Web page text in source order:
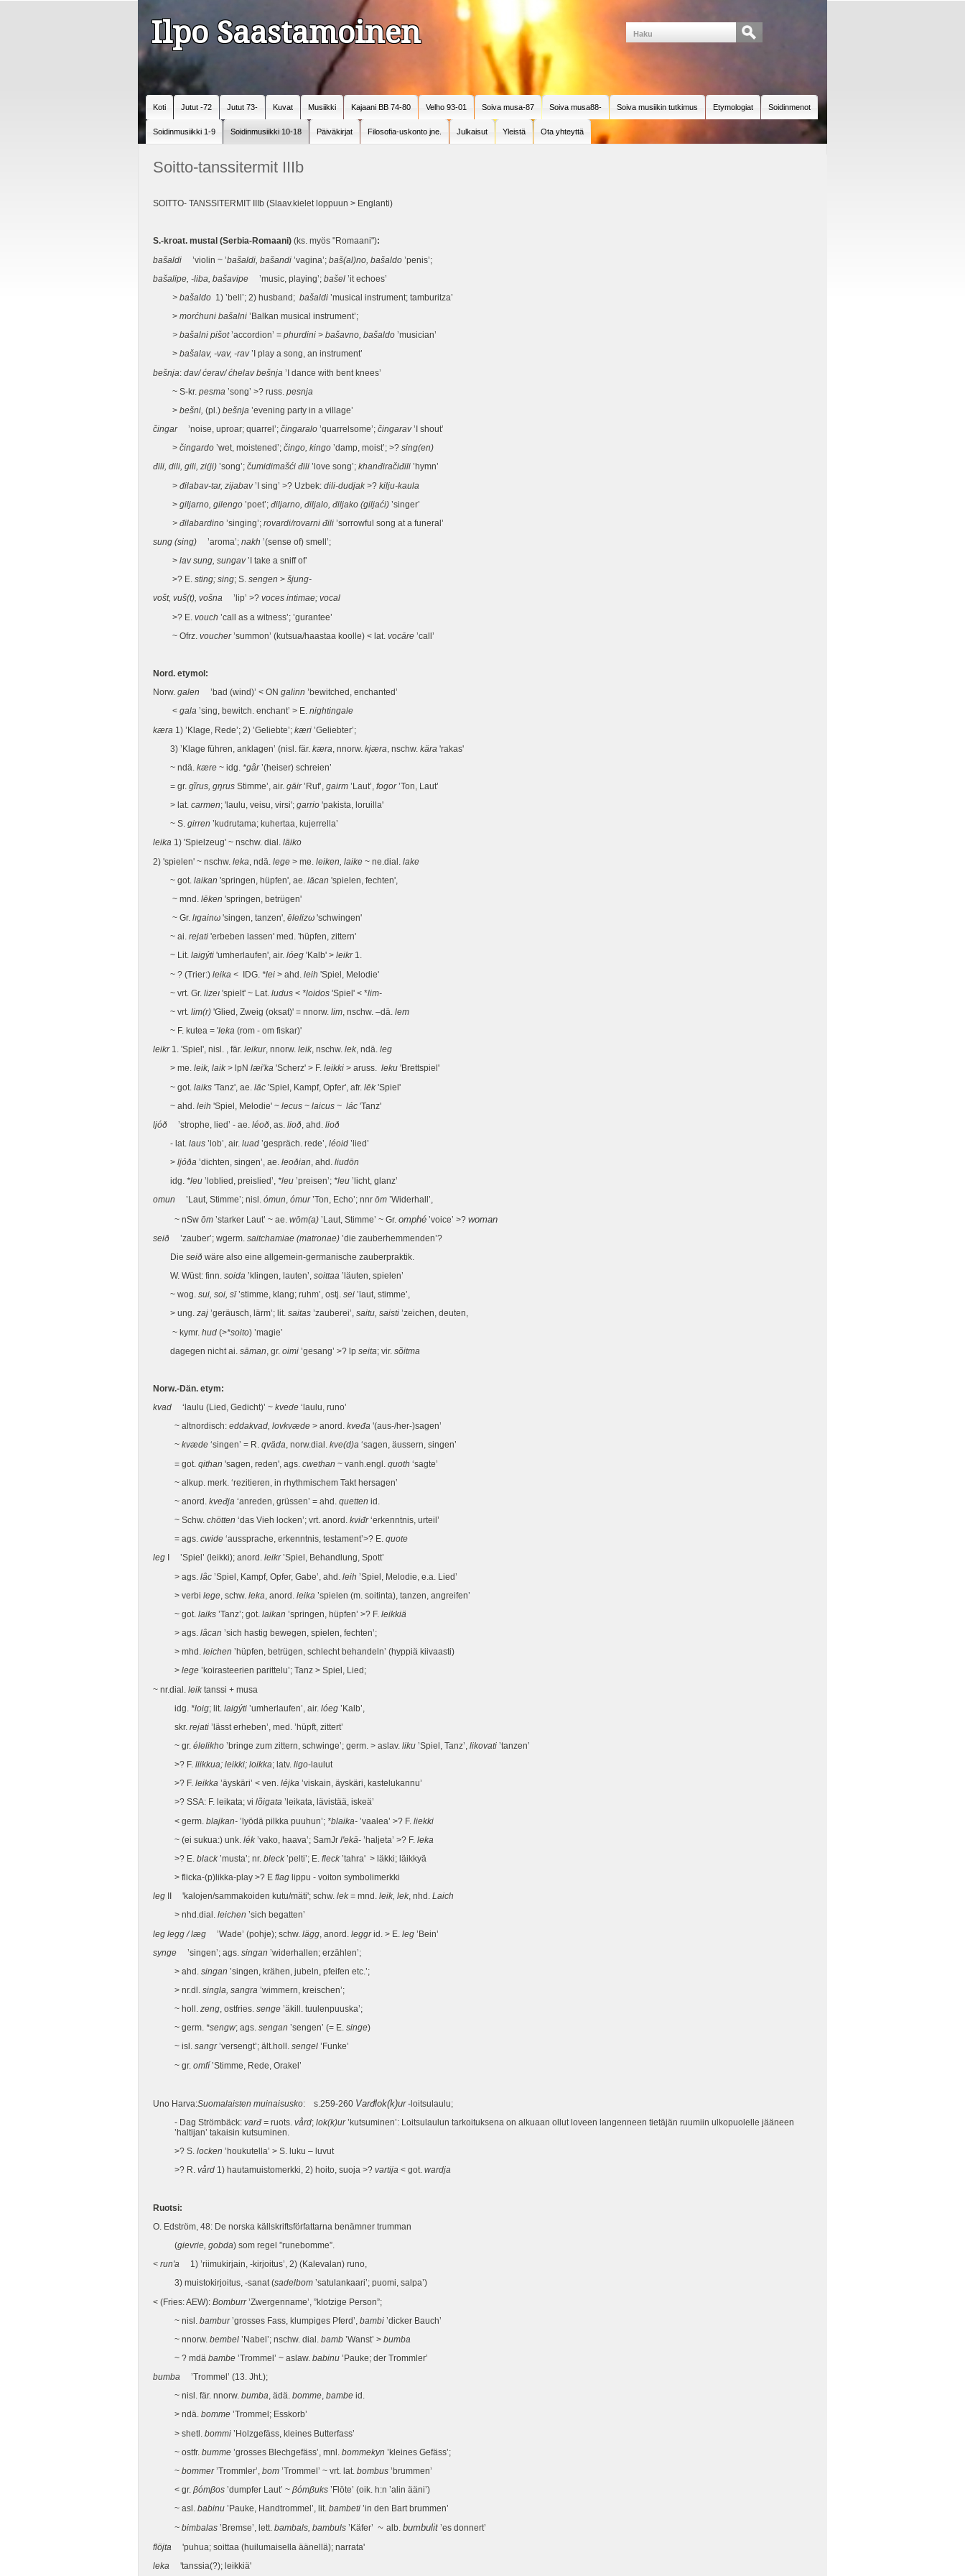
Ilpo Saastamoinen
Koti Jutut -72 Jutut 73- Kuvat Musiikki Kajaani BB 74-80 Velho 93-01 Soiva musa-87 Soiva musa88- Soiva musiikin tutkimus Etymologiat Soidinmenot
Soidinmusiikki 1-9 Soidinmusiikki 10-18 Päiväkirjat Filosofia-uskonto jne. Julkaisut Yleistä Ota yhteyttä
Soitto-tanssitermit IIIb
SOITTO- TANSSITERMIT IIIb (Slaav.kielet loppuun > Englanti)
S.-kroat. mustal (Serbia-Romaani) (ks. myös "Romaani"):
bašaldi ’violin ~ ’bašaldi, bašandi ’vagina’; baš(al)no, bašaldo ’penis’;
bašalipe, -liba, bašavipe ’music, playing’; bašel ’it echoes’
> bašaldo 1) ’bell’; 2) husband; bašaldi ’musical instrument; tamburitza’
> morćhuni bašalni ’Balkan musical instrument’;
> bašalni pišot’accordion’ = phurdini > bašavno, bašaldo ’musician’
> bašalav, -vav, -rav’I play a song, an instrument’
bešnja: dav/ ćerav/ ćhelav bešnja ’I dance with bent knees’
~ S-kr. pesma ’song’ >? russ. pesnja
> bešni, (pl.) bešnja ’evening party in a village’
čingar ’noise, uproar; quarrel’; čingaralo ’quarrelsome’; čingarav’I shout’
> čingardo ’wet, moistened’; čingo, kingo ’damp, moist’; >? sing(en)
đili, dili, gili, zi(ji) ’song’; čumidimašći đili ’love song’; khanđiračiđili ’hymn’
> đilabav-tar, zijabav’I sing’ >? Uzbek: dili-dudjak>? kilju-kaula
> giljarno, gilengo ’poet’; điljarno, điljalo, điljako (giljaći) ’singer’
> đilabardino ’singing’; rovardi/rovarni đili ’sorrowful song at a funeral’
sung (sing) ’aroma’; nakh ’(sense of) smell’;
> lav sung, sungav’I take a sniff of’
>? E. sting; sing; S. sengen > šjung-
vošt, vuš(t), vošna ’lip’ >? voces intimae; vocal
>? E. vouch ’call as a witness’; ’gurantee’
~ Ofrz. voucher’summon’ (kutsua/haastaa koolle) < lat. vocāre ’call’
Nord. etymol:
Norw. galen ’bad (wind)’ < ON galinn ’bewitched, enchanted’
< gala ’sing, bewitch. enchant’ > E. nightingale
kæra 1) ’Klage, Rede’; 2) ’Geliebte’; kæri ’Geliebter’;
3) ’Klage führen, anklagen’ (nisl. fär. kæra , nnorw. kjæra , nschw. kära 'rakas'
~ ndä. kære ~ idg. *gâr’(heiser) schreien’
= gr. gĩrus, gŋrus Stimme’, air. gāir’Ruf’, gairm ’Laut’, fogor’Ton, Laut’
> lat. carmen; 'laulu, veisu, virsi'; garrio 'pakista, loruilla'
~ S. girren ’kudrutama; kuhertaa, kujerrella’
leika 1) 'Spielzeug' ~ nschw. dial. läiko
2) 'spielen' ~ nschw. leka , ndä. lege > me. leiken, laike ~ ne.dial. lake
~ got. laikan 'springen, hüpfen', ae. lācan 'spielen, fechten',
~ mnd. lēken 'springen, betrügen'
~ Gr. lıgainω 'singen, tanzen', ēlelizω 'schwingen'
~ ai. rejati 'erbeben lassen' med. 'hüpfen, zittern'
~ Lit. laigýti 'umherlaufen', air. lóeg 'Kalb' > leikr1.
~ ? (Trier:) leika < IDG. *lei > ahd. leih 'Spiel, Melodie'
~ vrt. Gr. lizeı 'spielt' ~ Lat. ludus < *loidos 'Spiel' < *lim-
~ vrt. lim(r) 'Glied, Zweig (oksat)' = nnorw. lim, nschw. –dä. lem
~ F. kutea = 'leka (rom - om fiskar)'
leikr1. 'Spiel', nisl. , fär. leikur, nnorw. leik, nschw. lek, ndä. leg
> me. leik, laik> lpN læi'ka 'Scherz' > F. leikki > aruss. leku 'Brettspiel'
~ got. laiks 'Tanz', ae. lāc 'Spiel, Kampf, Opfer', afr. lēk'Spiel'
~ ahd. leih 'Spiel, Melodie' ~ lecus ~ laicus ~ lác 'Tanz'
ljóð ’strophe, lied’ - ae. léoð, as. lioð, ahd. lioð
- lat. laus ’lob’, air. luad ’gespräch. rede’, léoid ’lied’
> ljóða ’dichten, singen’, ae. leoðian, ahd. liudōn
idg. *leu ’loblied, preislied’, *leu ’preisen’; *leu ’licht, glanz’
omun ’Laut, Stimme’; nisl. ómun, ómur’Ton, Echo’; nnr ōm ’Widerhall’,
~ nSw ōm ’starker Laut’ ~ ae. wōm(a) ’Laut, Stimme’ ~ Gr. omphé ’voice’ >? woman
seið ’zauber’; wgerm. saitchamiae (matronae) ’die zauberhemmenden’?
Die seið wäre also eine allgemein-germanische zauberpraktik.
W. Wüst: finn. soida ’klingen, lauten’, soittaa ’läuten, spielen’
~ wog. sui, soi, sī’stimme, klang; ruhm’, ostj. sei ’laut, stimme’,
> ung. zaj ’geräusch, lärm’; lit. saitas ’zauberei’, saitu, saisti ’zeichen, deuten,
~ kymr. hud (>*soito) ’magie’
dagegen nicht ai. sāman , gr. oimi ’gesang’ >? lp seita; vir. sõitma
Norw.-Dän. etym:
kvad ‘laulu (Lied, Gedicht)’ ~ kvede ‘laulu, runo’
~ altnordisch: eddakvad, lovkvæde > anord. kveđa '(aus-/her-)sagen’
~ kvæde ‘singen’ = R. qväda, norw.dial. kve(d)a ‘sagen, äussern, singen’
= got. qithan 'sagen, reden', ags. cwethan ~ vanh.engl. quoth ‘sagte’
~ alkup. merk. ‘rezitieren, in rhythmischem Takt hersagen’
~ anord. kveđja ‘anreden, grüssen’ = ahd. quetten id.
~ Schw. chötten ‘das Vieh locken’; vrt. anord. kviđr‘erkenntnis, urteil’
= ags. cwide ‘aussprache, erkenntnis, testament’>? E. quote
leg I ’Spiel’ (leikki); anord. leikr’Spiel, Behandlung, Spott’
> ags. lâc ’Spiel, Kampf, Opfer, Gabe’, ahd. leih ’Spiel, Melodie, e.a. Lied’
> verbi lege , schw. leka , anord. leika ’spielen (m. soitinta), tanzen, angreifen’
~ got. laiks ’Tanz’; got. laikan ’springen, hüpfen’ >? F. leikkiä
> ags. lâcan ’sich hastig bewegen, spielen, fechten’;
> mhd. leichen ’hüpfen, betrügen, schlecht behandeln’ (hyppiä kiivaasti)
> lege ’koirasteerien parittelu’; Tanz > Spiel, Lied;
~ nr.dial. leiktanssi + musa
idg. *loig; lit. laigýti ’umherlaufen’, air. lóeg ’Kalb’,
skr. rejati ’lässt erheben’, med. ’hüpft, zittert’
~ gr. élelikho ’bringe zum zittern, schwinge’; germ. > aslav. liku ’Spiel, Tanz’, likovati ’tanzen’
>? F. liikkua; leikki; loikka; latv. ligo-laulut
>? F. leikka ’äyskäri’ < ven. léjka ’viskain, äyskäri, kastelukannu’
>? SSA: F. leikata; vi lõigata ’leikata, lävistää, iskeä’
< germ. blajkan- ’lyödä pilkka puuhun’; *blaika- ’vaalea’ >? F. liekki
~ (ei sukua:) unk. lék’vako, haava’; SamJr l'ekā- ’haljeta’ >? F. leka
>? E. black’musta’; nr. bleck’pelti’; E. fleck’tahra' > läkki; läikkyä
> flicka-(p)likka-play >? E flag lippu - voiton symbolimerkki
leg II 'kalojen/sammakoiden kutu/mäti'; schw. lek= mnd. leik, lek, nhd. Laich
> nhd.dial. leichen ’sich begatten’
leg legg / læg ’Wade’ (pohje); schw. lägg , anord. leggrid. > E. leg ’Bein’
synge ’singen’; ags. singan ’widerhallen; erzählen’;
> ahd. singan ’singen, krähen, jubeln, pfeifen etc.’;
> nr.dl. singla, sangra ’wimmern, kreischen’;
~ holl. zeng, ostfries. senge ’äkill. tuulenpuuska’;
~ germ. *sengw; ags. sengan ’sengen’ (= E. singe)
~ isl. sangr’versengt’; ält.holl. sengel ’Funke’
~ gr. omfí’Stimme, Rede, Orakel’
Uno Harva:Suomalaisten muinaisusko: s.259-260 Varđlok(k)ur-loitsulaulu;
- Dag Strömbäck: varđ = ruots. vård; lok(k)ur’kutsuminen’: Loitsulaulun tarkoituksena on alkuaan ollut loveen langenneen tietäjän ruumiin ulkopuolelle jääneen
’haltijan’ takaisin kutsuminen.
>? S. locken ’houkutella’ > S. luku – luvut
>? R. vård 1) hautamuistomerkki, 2) hoito, suoja >? vartija < got. wardja
Ruotsi:
O. Edström, 48: De norska källskriftsförfattarna benämner trumman
(gievrie, gobda) som regel ”runebomme”.
< run'a 1) ’riimukirjain, -kirjoitus’, 2) (Kalevalan) runo,
3) muistokirjoitus, -sanat (sadelbom ’satulankaari’; puomi, salpa’)
< (Fries: AEW): Bomburr’Zwergenname’, ”klotzige Person”;
~ nisl. bambur’grosses Fass, klumpiges Pferd’, bambi ’dicker Bauch’
~ nnorw. bembel ’Nabel’; nschw. dial. bamb ’Wanst’ > bumba
~ ? mdä bambe ’Trommel’ ~ aslaw. babinu ’Pauke; der Trommler’
bumba ’Trommel’ (13. Jht.);
~ nisl. fär. nnorw. bumba, ädä. bomme, bambe id.
> ndä. bomme ’Trommel; Esskorb’
> shetl. bommi ’Holzgefäss, kleines Butterfass’
~ ostfr. bumme ’grosses Blechgefäss’, mnl. bommekyn ’kleines Gefäss’;
~ bommer’Trommler’, bom ’Trommel’ ~ vrt. lat. bombus ’brummen’
< gr. βómβos ’dumpfer Laut’ ~ βómβuks ’Flöte’ (oik. h:n ’alin ääni’)
~ asl. babinu ’Pauke, Handtrommel’, lit. bambeti ’in den Bart brummen’
~ bimbalas ’Bremse’, lett. bambals, bambuls ’Käfer’ ~ alb. bumbulit ’es donnert’
flöjta 'puhua; soittaa (huilumaisella äänellä); narrata'
leka 'tanssia(?); leikkiä'